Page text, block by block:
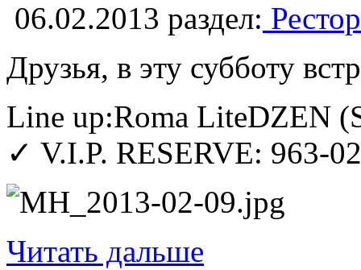
06.02.2013 раздел:
Друзья, в эту субботу
Line up:Roma LiteDZEN
✓ V.I.P. RESERVE: 963-
Читать дальше